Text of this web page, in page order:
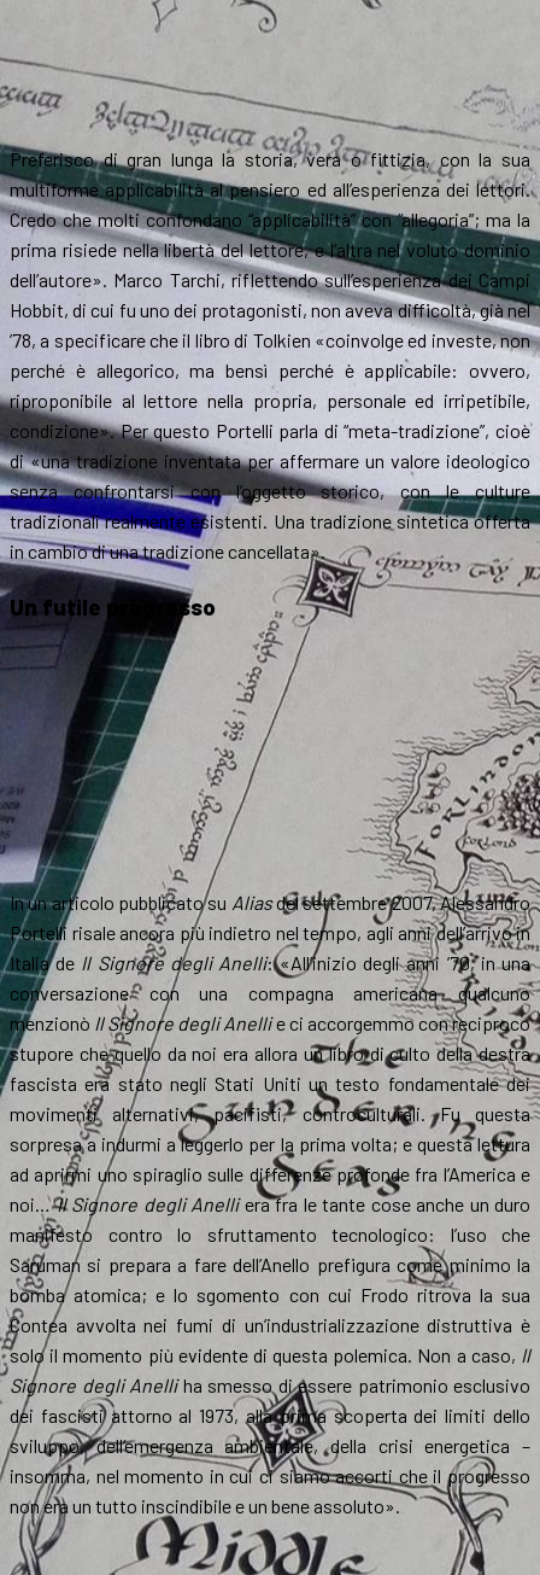
Preferisco di gran lunga la storia, vera o fittizia, con la sua
multiforme applicabilità al pensiero ed all’esperienza dei lettori.
Credo che molti confondano “applicabilità” con “allegoria”; ma la
prima risiede nella libertà del lettore, e l’altra nel voluto dominio
dell’autore». Marco Tarchi, riflettendo sull’esperienza dei Campi
Hobbit, di cui fu uno dei protagonisti, non aveva difficoltà, già nel
’78, a specificare che il libro di Tolkien «coinvolge ed investe, non
perché è allegorico, ma bensì perché è applicabile: ovvero,
riproponibile al lettore nella propria, personale ed irripetibile,
condizione». Per questo Portelli parla di “meta-tradizione”, cioè
di «una tradizione inventata per affermare un valore ideologico
senza confrontarsi con l’oggetto storico, con le culture
tradizionali realmente esistenti. Una tradizione sintetica offerta
in cambio di una tradizione cancellata».
Un futile progresso
In un articolo pubblicato su Aliasdel settembre 2007, Alessandro
Portelli risale ancora più indietro nel tempo, agli anni dell’arrivo in
Italia de Il Signore degli Anelli: «All’inizio degli anni ’70, in una
conversazione con una compagna americana qualcuno
menzionò Il Signore degli Anellie ci accorgemmo con reciproco
stupore che quello da noi era allora un libro di culto della destra
fascista era stato negli Stati Uniti un testo fondamentale dei
movimenti alternativi, pacifisti, controculturali. Fu questa
sorpresa a indurmi a leggerlo per la prima volta; e questa lettura
ad aprirmi uno spiraglio sulle differenze profonde fra l’America e
noi…Il Signore degli Anelliera fra le tante cose anche un duro
manifesto contro lo sfruttamento tecnologico: l’uso che
Saruman si prepara a fare dell’Anello prefigura come minimo la
bomba atomica; e lo sgomento con cui Frodo ritrova la sua
Contea avvolta nei fumi di un’industrializzazione distruttiva è
solo il momento più evidente di questa polemica. Non a caso, Il
Signore degli Anelliha smesso di essere patrimonio esclusivo
dei fascisti attorno al 1973, alla prima scoperta dei limiti dello
sviluppo, dell’emergenza ambientale, della crisi energetica –
insomma, nel momento in cui ci siamo accorti che il progresso
non era un tutto inscindibile e un bene assoluto».